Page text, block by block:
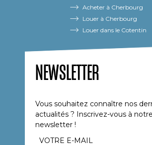
Acheter à Cherbourg
Louer à Cherbourg
Louer dans le Cotentin
NEWSLETTER
Vous souhaitez connaître nos
actualités ? Inscrivez-vous à notre
newsletter !